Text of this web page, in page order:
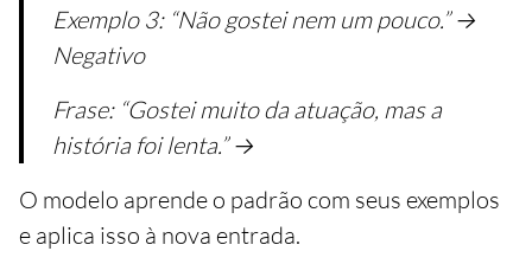
Exemplo 3: “Não gostei nem um pouco.” →
Negativo
Frase: “Gostei muito da atuação, mas a
história foi lenta.” →
O modelo aprende o padrão com seus exemplos
e aplica isso à nova entrada.